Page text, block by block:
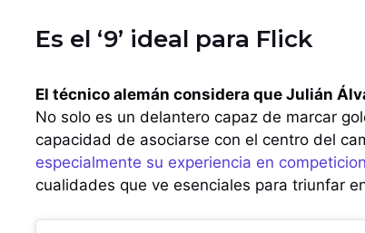
Es el ‘9’ ideal para Flick
El técnico alemán considera que Julián
No solo es un delantero capaz de marcar
capacidad de asociarse con el centro del
especialmente su experiencia en
cualidades que ve esenciales para triunfar